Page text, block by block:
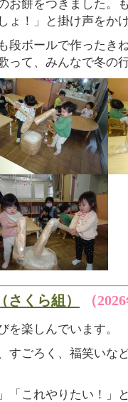
お餅をつきました。
ょ！」と掛け声をか
段ボールで作ったき
って、みんなで冬の
くら組） （
を楽しんでいます。
すごろく、福笑いな
「これやりたい！」